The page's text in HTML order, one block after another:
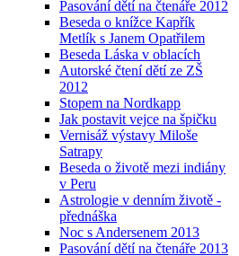
Pasování dětí na čtenáře 2012
Beseda o knížce Kapřík
Metlík s Janem Opatřilem
Beseda Láska v oblacích
Autorské čtení dětí ze ZŠ
2012
Stopem na Nordkapp
Jak postavit vejce na špičku
Vernisáž výstavy Miloše
Satrapy
Beseda o životě mezi indiány
v Peru
Astrologie v denním životě -
přednáška
Noc s Andersenem 2013
Pasování dětí na čtenáře 2013